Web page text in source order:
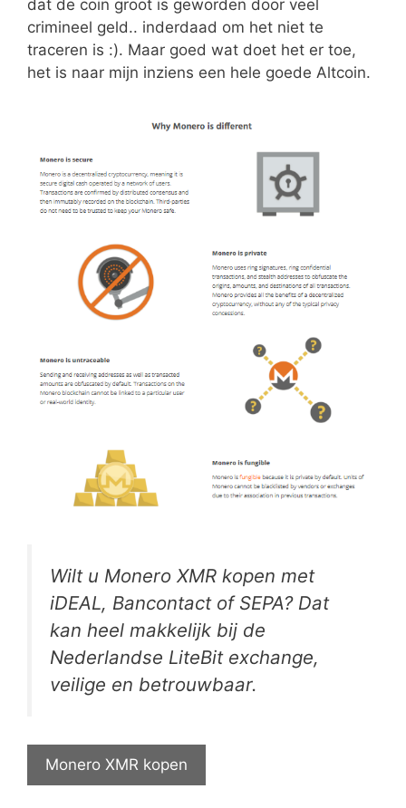
dat de coin groot is geworden door veel
crimineel geld.. inderdaad om het niet te
traceren is :). Maar goed wat doet het er toe,
het is naar mijn inziens een hele goede Altcoin.
Wilt u Monero XMR kopen met
iDEAL, Bancontact of SEPA? Dat
kan heel makkelijk bij de
Nederlandse LiteBit exchange,
veilige en betrouwbaar.
Monero XMR kopen